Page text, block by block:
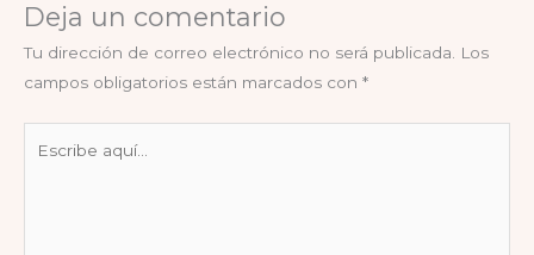
Deja un comentario
Tu dirección de correo electrónico no será publicada. Los
campos obligatorios están marcados con *